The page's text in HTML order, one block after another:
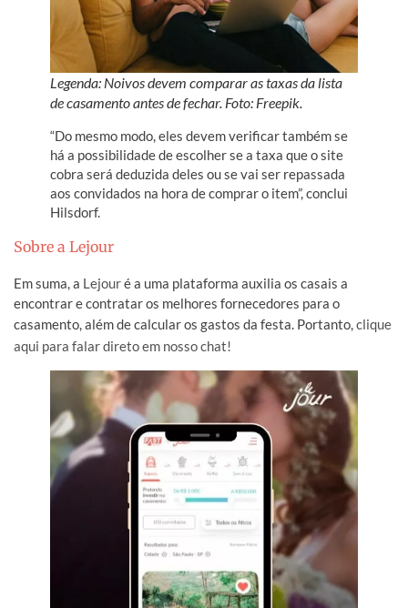
Legenda: Noivos devem comparar as taxas da lista
de casamento antes de fechar. Foto: Freepik.
“Do mesmo modo, eles devem verificar também se
há a possibilidade de escolher se a taxa que o site
cobra será deduzida deles ou se vai ser repassada
aos convidados na hora de comprar o item”, conclui
Hilsdorf.
Sobre a Lejour
Em suma, a Lejouré a uma plataforma auxilia os casais a
encontrar e contratar os melhores fornecedores para o
casamento, além de calcular os gastos da festa. Portanto,clique
aqui para falar direto em nosso chat!